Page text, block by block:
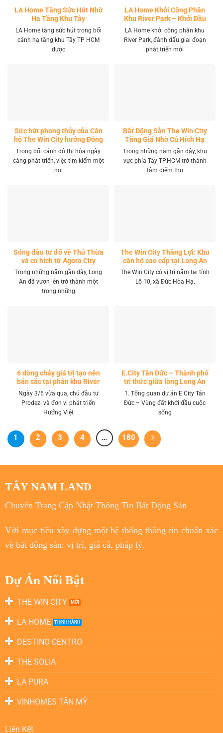
LA Home Tăng Sức Hút Nhờ
Hạ Tầng Khu Tây
LA Home tăng sức hút trong bối
cảnh hạ tầng khu Tây TP HCM
được
LA Home Khởi Công Phân
Khu River Park – Khởi Đầu
Giai Đoạn Phát Triển Mới
LA Home khởi công phân khu
River Park, đánh dấu giai đoạn
phát triển mới
Sức hút phong thủy của Căn
hộ The Win City hướng Đông
Nam
Trong bối cảnh đô thị hóa ngày
càng phát triển, việc tìm kiếm một
nơi
Bất Động Sản The Win City
Tăng Giá Nhờ Cú Hích Hạ
Tầng
Trong những năm gần đây, khu
vực phía Tây TP.HCM trở thành
tâm điểm thu
Sóng đầu tư đổ về Thủ Thừa
và cú hích từ Agora City
Trong những năm gần đây, Long
An đã vươn lên trở thành một
trong những
The Win City Thắng Lợi: Khu
căn hộ cao cấp tại Long An
The Win City có vị trí nằm tại tỉnh
Lộ 10, xã Đức Hòa Hạ,
6 dòng chảy giá trị tạo nên
bản sắc tại phân khu River
Park LA Home
Ngày 3/6 vừa qua, chủ đầu tư
Prodezi và đơn vị phát triển
Hướng Việt
E.City Tân Đức – Thành phố
tri thức giữa lòng Long An
1. Tổng quan dự án E.City Tân
Đức – Vùng đất khởi đầu cuộc
sống
1 2 3 4 … 180
TÂY NAM LAND
Chuyên Trang Cập Nhật Thông Tin Bất Động Sản
Với mục tiêuxây dựng một hệ thống thông tin chuẩn xác
về bất động sản: vị trí, giá cả, pháp lý.
Dự Án Nổi Bật
THE WIN CITY
LA HOME
DESTINO CENTRO
THE SOLIA
LA PURA
VINHOMES TÂN MỸ
Liên Kết